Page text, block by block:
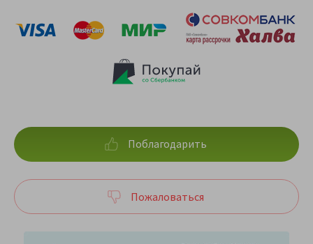
Поблагодарить
Пожаловаться